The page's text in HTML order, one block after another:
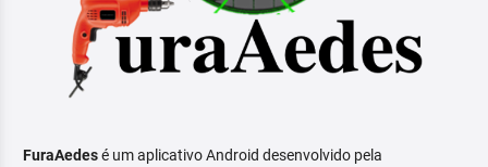
FuraAedesé um aplicativo Android desenvolvido pela